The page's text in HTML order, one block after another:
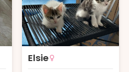
Elsie